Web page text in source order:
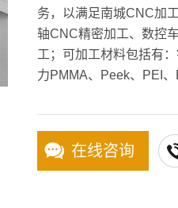
务，以满足南城CNC加
轴CNC精密加工、数控
工；可加工材料包括有
力PMMA、Peek、PEI
在线咨询